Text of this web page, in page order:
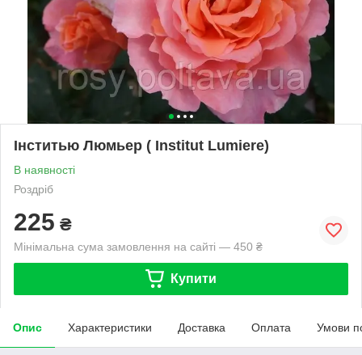
Інститью Люмьер ( Institut Lumiere)
В наявності
Роздріб
225 ₴
Мінімальна сума замовлення на сайті — 450 ₴
Купити
Опис Характеристики Доставка Оплата Умови